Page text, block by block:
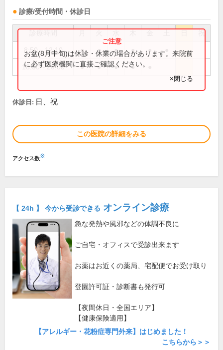
診療/受付時間・休診日
祝
8:50～12:10 ● ● ● ● ●
18:00～20:00 ● ● ● ●
お盆(8月中旬)は休診・休業の場合があります。来院前
に必ず医療機関に直接ご確認ください。
×閉じる
休診日: 日、祝
この医院の詳細をみる
アクセス数※
【 24h 】 今から受診できる オンライン診療
急な発熱や風邪などの体調不良に
ご自宅・オフィスで受診出来ます
お薬はお近くの薬局、宅配便でお受け取り
登園許可証・診断書も発行可
【夜間休日・全国エリア】
【健康保険適用】
【アレルギー・花粉症専門外来】はじめました！
こちらから＞＞